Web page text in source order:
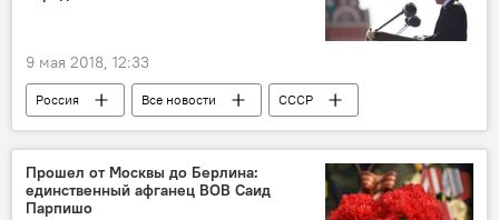
9 мая 2018, 12:33
Россия Все новости
СССР
Владимир Путин
9 мая - День Победы в Великой Отечественной войне
Великая Отечественная война (1941-1945)
Прошел от Москвы до Берлина:
единственный афганец ВОВ Саид
Парпишо